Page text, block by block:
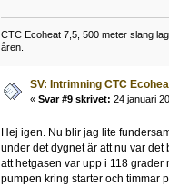
CTC Ecoheat 7,5, 500 meter slang
åren.
SV: Intrimning CTC
« Svar #9 skrivet: 24 januari
Hej igen. Nu blir jag lite
under det dygnet är att nu var
att hetgasen var upp i 118
pumpen kring starter och timmar